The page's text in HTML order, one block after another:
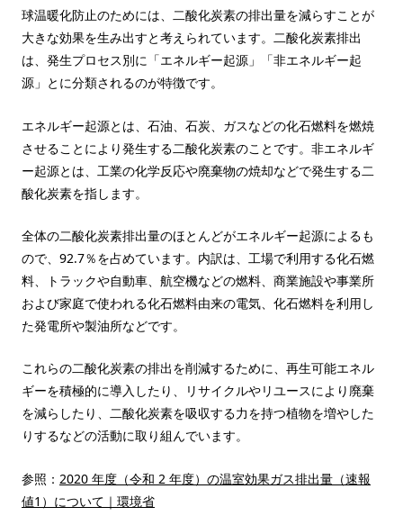
球温暖化防止のためには、二酸化炭素の排出量を減らすことが
大きな効果を生み出すと考えられています。二酸化炭素排出
は、発生プロセス別に「エネルギー起源」「非エネルギー起
源」とに分類されるのが特徴です。
エネルギー起源とは、石油、石炭、ガスなどの化石燃料を燃焼
させることにより発生する二酸化炭素のことです。非エネルギ
ー起源とは、工業の化学反応や廃棄物の焼却などで発生する二
酸化炭素を指します。
全体の二酸化炭素排出量のほとんどがエネルギー起源によるも
ので、92.7％を占めています。内訳は、工場で利用する化石燃
料、トラックや自動車、航空機などの燃料、商業施設や事業所
および家庭で使われる化石燃料由来の電気、化石燃料を利用し
た発電所や製油所などです。
これらの二酸化炭素の排出を削減するために、再生可能エネル
ギーを積極的に導入したり、リサイクルやリユースにより廃棄
を減らしたり、二酸化炭素を吸収する力を持つ植物を増やした
りするなどの活動に取り組んでいます。
参照： 2020 年度（令和 2 年度）の温室効果ガス排出量（速報
値1）について｜環境省